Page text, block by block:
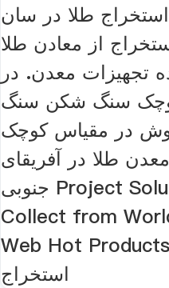
طلا در سان
از معادن طلا
تجهیزات معدن. در
سنگ شکن سنگ
در مقیاس کوچک
طلا در آفریقای
جنوبی Project Solutions
Collect from
Web Hot
استخراج